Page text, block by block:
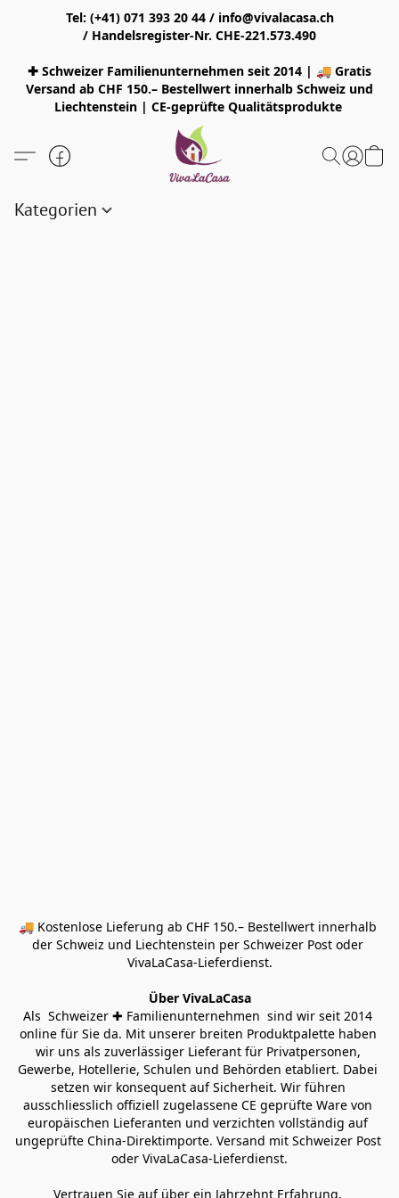
Tel: (+41) 071 393 20 44 / info@vivalacasa.ch
/ Handelsregister-Nr. CHE-221.573.490
✚ Schweizer Familienunternehmen seit 2014 | 🚚 Gratis
Versand ab CHF 150.– Bestellwert innerhalb Schweiz und
Liechtenstein | CE-geprüfte Qualitätsprodukte
Kategorien
🚚 Kostenlose Lieferung ab CHF 150.– Bestellwert innerhalb
der Schweiz und Liechtenstein per Schweizer Post oder
VivaLaCasa-Lieferdienst.
Über VivaLaCasa
Als  Schweizer ✚ Familienunternehmen  sind wir seit 2014
online für Sie da. Mit unserer breiten Produktpalette haben
wir uns als zuverlässiger Lieferant für Privatpersonen,
Gewerbe, Hotellerie, Schulen und Behörden etabliert. Dabei
setzen wir konsequent auf Sicherheit. Wir führen
ausschliesslich offiziell zugelassene CE geprüfte Ware von
europäischen Lieferanten und verzichten vollständig auf
ungeprüfte China-Direktimporte. Versand mit Schweizer Post
oder VivaLaCasa-Lieferdienst.
Vertrauen Sie auf über ein Jahrzehnt Erfahrung,